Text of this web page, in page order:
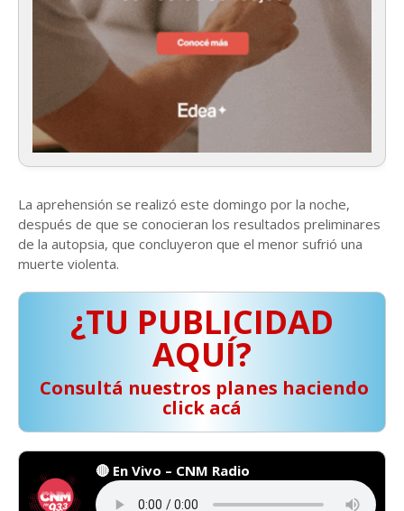
La aprehensión se realizó este domingo por la noche,
después de que se conocieran los resultados preliminares
de la autopsia, que concluyeron que el menor sufrió una
muerte violenta.
¿TU PUBLICIDAD
AQUÍ?
️ Consultá nuestros planes haciendo
click acá
🔴 En Vivo – CNM Radio